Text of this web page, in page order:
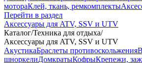
мотораКлей, ткань, ремкомплекты
Перейти в раздел
Аксессуары для ATV, SSV и UTV
Каталог/Техника для отдыха/
Аксессуары для ATV, SSV и UTV
АкустикаБраслеты противоскольжения
шноркелиДомкратыКофрыКрепежи,